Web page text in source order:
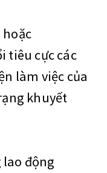
tiêu cực các
làm việc của
khuyết
động